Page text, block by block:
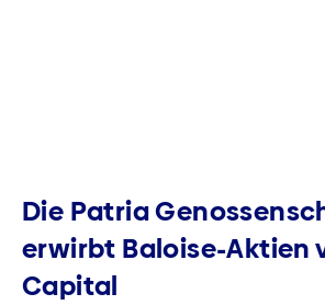
Die Patria
erwirbt Baloise-Aktien
Capital